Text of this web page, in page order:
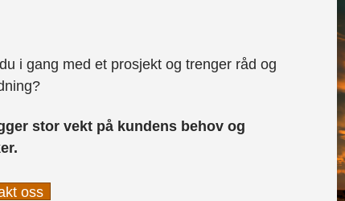
i gang med et prosjekt og trenger råd og
stor vekt på kundens behov og
oss